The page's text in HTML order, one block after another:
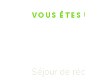
VOUS ÊTES
Séjour de